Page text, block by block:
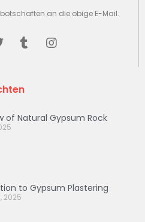
an die obige E-Mail.
of Natural Gypsum Rock
to Gypsum Plastering
2025